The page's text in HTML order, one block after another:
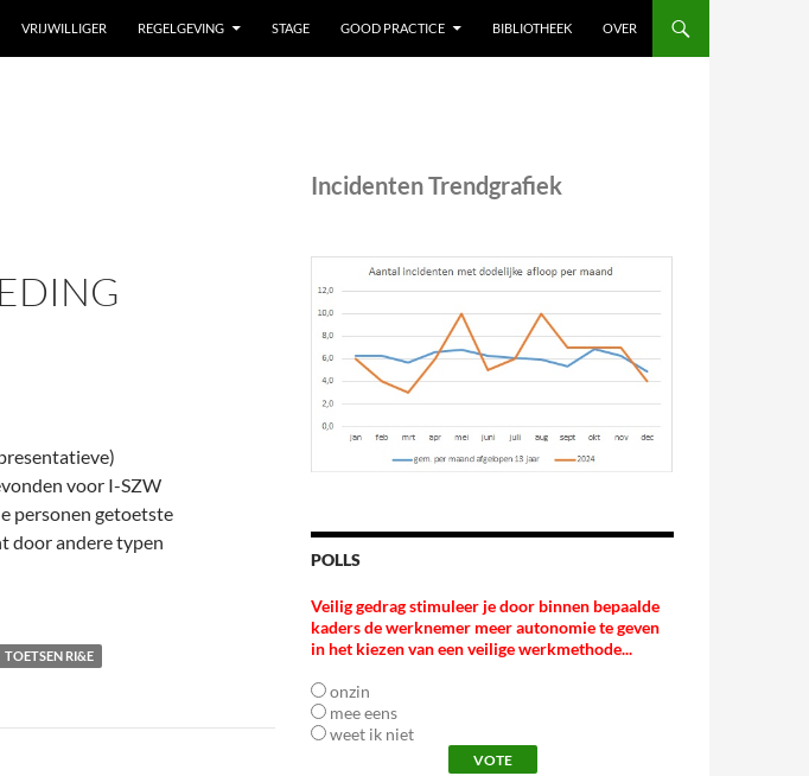
VRIJWILLIGER REGELGEVING STAGE GOOD PRACTICE BIBLIOTHEEK OVER
voor I-SZW
personen getoetste
door andere typen
TOETSEN RI&E
Incidenten Trendgrafiek
POLLS
Veilig gedrag stimuleer je door binnen bepaalde
kaders de werknemer meer autonomie te geven
in het kiezen van een veilige werkmethode...
onzin
mee eens
weet ik niet